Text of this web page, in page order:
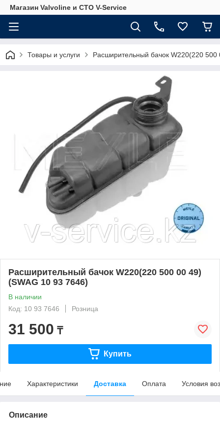
Магазин Valvoline и СТО V-Service
Товары и услуги Расширительный бачок W220(220
Расширительный бачок W220(220 500 00 49)
(SWAG 10 93 7646)
В наличии
Код: 10 93 7646
Розница
31 500 ₸
Купить
Характеристики Доставка Оплата Условия
Описание